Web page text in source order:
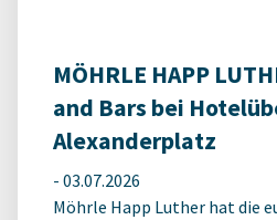
MÖHRLE HAPP
and Bars bei
Alexanderplatz
- 03.07.2026
Möhrle Happ Luther hat die